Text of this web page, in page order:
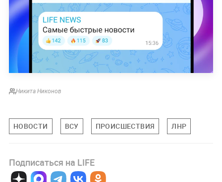
Никита Никонов
НОВОСТИ ВСУ ПРОИСШЕСТВИЯ ЛНР
Подписаться на LIFE